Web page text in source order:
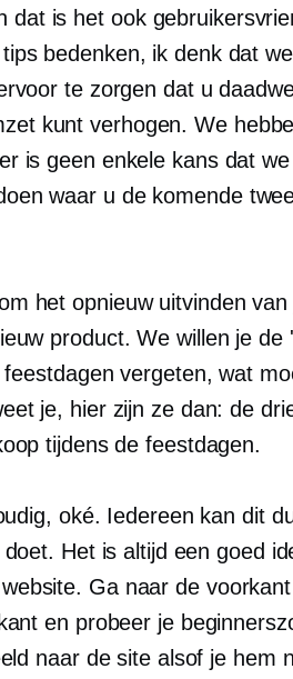
dat is het ook
bedenken, ik denk dat
te zorgen dat u
kunt verhogen. We
is geen enkele kans dat
waar u de komende
het opnieuw uitvinden van
product. We willen je de
vergeten, wat
je, hier zijn ze dan: de
tijdens de feestdagen.
oké. Iedereen kan dit
Het is altijd een goed
Ga naar de
en probeer je
naar de site alsof je hem